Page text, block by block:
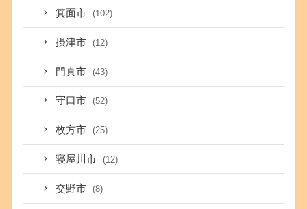
箕面市 (102)
摂津市 (12)
門真市 (43)
守口市 (52)
枚方市 (25)
寝屋川市 (12)
交野市 (8)